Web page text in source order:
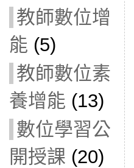
教師數位增
能 (5)
教師數位素
養增能 (13)
數位學習公
開授課 (20)